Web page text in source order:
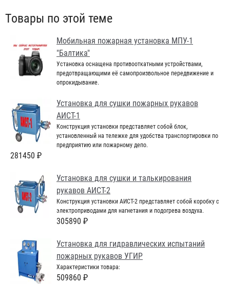
Товары по этой теме
Мобильная пожарная установка МПУ-1
"Балтика"
Установка оснащена противооткатными устройствами,
предотвращающими её самопроизвольное передвижение и
опрокидывание.
Установка для сушки пожарных рукавов
АИСТ-1
Конструкция установки представляет собой блок,
установленный на тележке для удобства транспортировки по
предприятию или пожарному депо.
281450 ₽
Установка для сушки и талькирования
рукавов АИСТ-2
Конструкция установки АИСТ-2 представляет собой коробку с
электроприводами для нагнетания и подогрева воздуха.
305890 ₽
Установка для гидравлических испытаний
пожарных рукавов УГИР
Характеристики товара:
509860 ₽